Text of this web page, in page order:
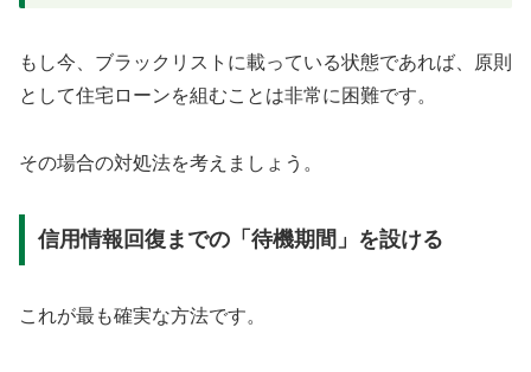
もし今、ブラックリストに載っている状態であれば、原則
として住宅ローンを組むことは非常に困難です。
その場合の対処法を考えましょう。
信用情報回復までの「待機期間」を設ける
これが最も確実な方法です。